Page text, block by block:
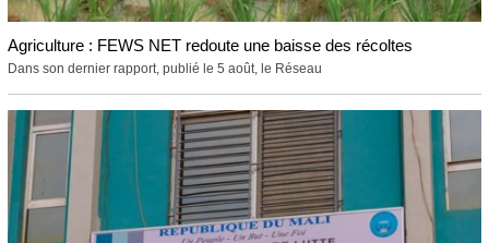
Agriculture : FEWS NET redoute une baisse des récoltes
Dans son dernier rapport, publié le 5 août, le Réseau